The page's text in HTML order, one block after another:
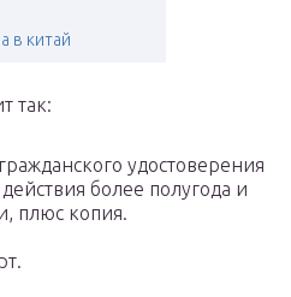
в китай
так:
удостоверения
более полугода и
плюс копия.